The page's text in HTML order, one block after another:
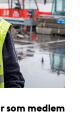
som medlem